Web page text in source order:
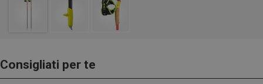
Consigliati per te